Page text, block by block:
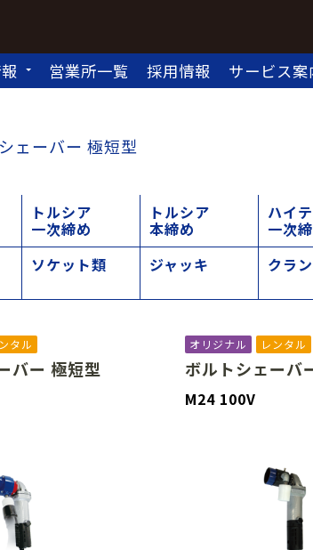
営業所一覧 採用情報 サービス案
ェーバー 極短型
トルシア
一次締め
トルシア
本締め
ハイ
一次
ソケット類 ジャッキ クラ
タル
バー 極短型
オリジナル レンタル
ボルトシェーバ
M24 100V